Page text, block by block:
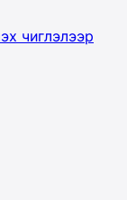
чиглэлээр